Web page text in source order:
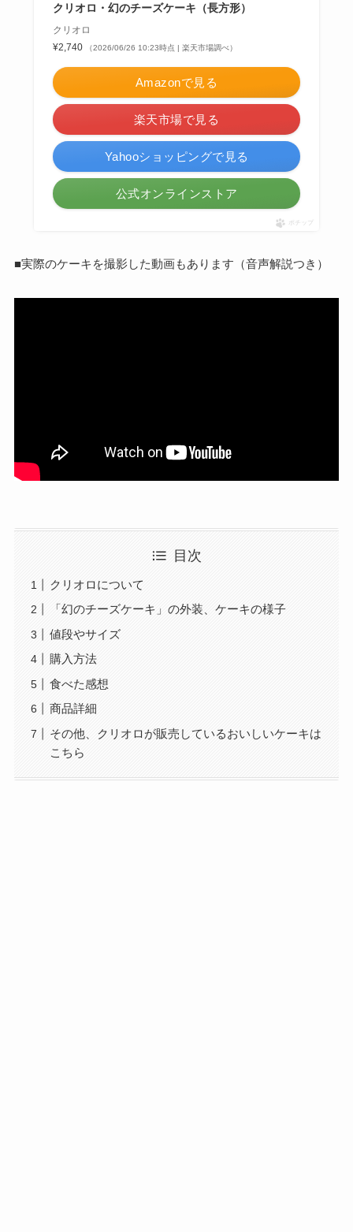
クリオロ・幻のチーズケーキ（長方形）
クリオロ
¥2,740
（2026/06/26 10:23時点 | 楽天市場調べ）
Amazonで見る
楽天市場で見る
Yahooショッピングで見る
公式オンラインストア
ポチップ
■実際のケーキを撮影した動画もあります（音声解説つき）
目次
クリオロについて
「幻のチーズケーキ」の外装、ケーキの様子
値段やサイズ
購入方法
食べた感想
商品詳細
その他、クリオロが販売しているおいしいケーキは
こちら